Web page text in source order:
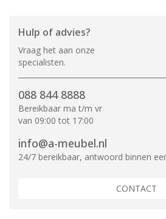
Hulp of advies?
Vraag het aan onze
specialisten.
088 844 8888
Bereikbaar ma t/m vr
van 09:00 tot 17:00
info@a-meubel.nl
24/7 bereikbaar, antwoord binnen
CONTACT